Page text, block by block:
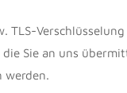
TLS-
die Sie an uns
werden.